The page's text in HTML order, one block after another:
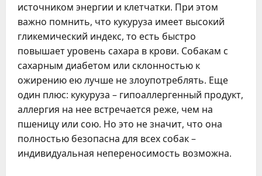
источником энергии и клетчатки. При этом
важно помнить, что кукуруза имеет высокий
гликемический индекс, то есть быстро
повышает уровень сахара в крови. Собакам с
сахарным диабетом или склонностью к
ожирению ею лучше не злоупотреблять. Еще
один плюс: кукуруза – гипоаллергенный продукт,
аллергия на нее встречается реже, чем на
пшеницу или сою. Но это не значит, что она
полностью безопасна для всех собак –
индивидуальная непереносимость возможна.